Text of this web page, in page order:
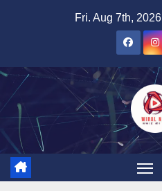
Fri. Aug 7th, 2026